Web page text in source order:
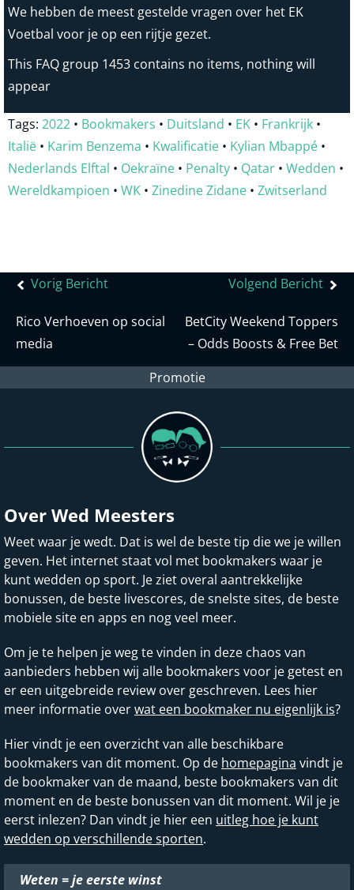
We hebben de meest gestelde vragen over het EK
Voetbal voor je op een rijtje gezet.
This FAQ group 1453 contains no items, nothing will
appear
Tags: 2022 • Bookmakers • Duitsland • EK • Frankrijk •
Italië • Karim Benzema • Kwalificatie • Kylian Mbappé •
Nederlands Elftal • Oekraïne • Penalty • Qatar • Wedden •
Wereldkampioen • WK • Zinedine Zidane • Zwitserland
Bericht
Vorig Bericht
Rico Verhoeven op social
media
Volgend Bericht
BetCity Weekend Toppers
– Odds Boosts & Free Bet
Promotie
Over Wed Meesters
Weet waar je wedt. Dat is wel de beste tip die we je willen
geven. Het internet staat vol met bookmakers waar je
kunt wedden op sport. Je ziet overal aantrekkelijke
bonussen, de beste livescores, de snelste sites, de beste
mobiele site en apps en nog veel meer.
Om je te helpen je weg te vinden in deze chaos van
aanbieders hebben wij alle bookmakers voor je getest en
er een uitgebreide review over geschreven. Lees hier
meer informatie overwat een bookmaker nu eigenlijk is?
Hier vindt je een overzicht van alle beschikbare
bookmakers van dit moment. Op de homepagina vindt je
de bookmaker van de maand, beste bookmakers van dit
moment en de beste bonussen van dit moment. Wil je je
eerst inlezen? Dan vindt je hier een uitleg hoe je kunt
wedden op verschillende sporten.
Weten = je eerste winst